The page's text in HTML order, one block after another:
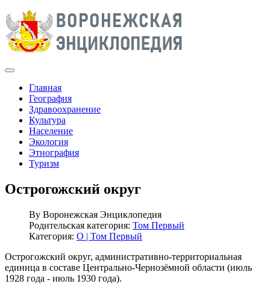
Главная
География
Здравоохранение
Культура
Население
Экология
Этнография
Туризм
Острогожский округ
By Воронежская Энциклопедия
Родительская категория: Том Первый
Категория: О | Том Первый
Острогожский округ, административно-территориальная
единица в составе Центрально-Чернозёмной области (июль
1928 года - июль 1930 года).